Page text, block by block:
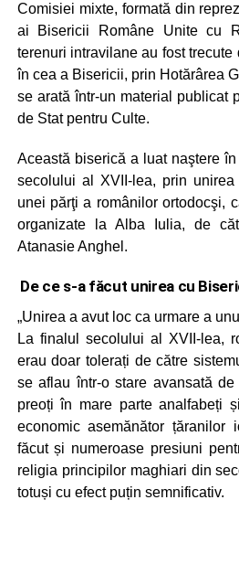
Comisiei mixte, formată din
ai Bisericii Române Unite cu
terenuri intravilane au fost
în cea a Bisericii, prin Hotărârea
se arată într-un material publicat
de Stat pentru Culte.
Această biserică a luat naştere
secolului al XVII‑lea, prin
unei părţi a românilor ortodocşi,
organizate la Alba Iulia, de
Atanasie Anghel.
De ce s-a făcut unirea cu
„Unirea a avut loc ca urmare a
La finalul secolului al XVII-lea,
erau doar tolerați de către
se aflau într-o stare avansată
preoți în mare parte analfabeți
economic asemănător țăranilor
făcut și numeroase presiuni
religia principilor maghiari din
totuși cu efect puțin semnificativ.